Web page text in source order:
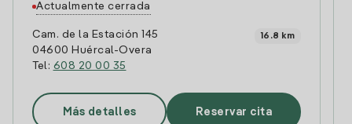
Actualmente cerrada
Cam. de la Estación 145
04600 Huércal-Overa
Tel: 608 20 00 35
16.8 km
Más detalles Reservar cita